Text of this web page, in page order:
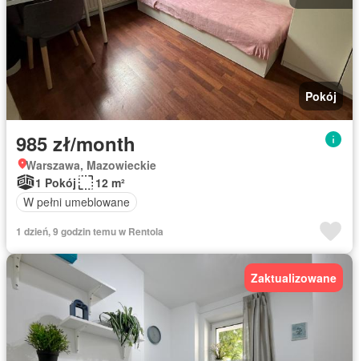
Pokój
985 zł/month
Warszawa, Mazowieckie
1 Pokój
12 m²
W pełni umeblowane
1 dzień, 9 godzin temu w Rentola
Zaktualizowane